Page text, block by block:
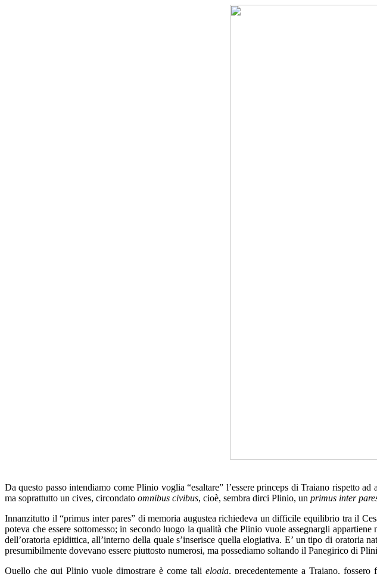
Da questo passo intendiamo come Plinio voglia “esaltare” l’essere princeps di Traiano rispetto ad
ma soprattutto un cives, circondato omnibus civibus, cioè, sembra dirci Plinio, un primus inter
Innanzitutto il “primus inter pares” di memoria augustea richiedeva un difficile equilibrio tra il
poteva che essere sottomesso; in secondo luogo la qualità che Plinio vuole assegnargli appartiene
dell’oratoria epidittica, all’interno della quale s’inserisce quella elogiativa. E’ un tipo di
presumibilmente dovevano essere piuttosto numerosi, ma possediamo soltando il Panegirico di
Quello che qui Plinio vuole dimostrare è come tali elogia, precedentemente a Traiano,